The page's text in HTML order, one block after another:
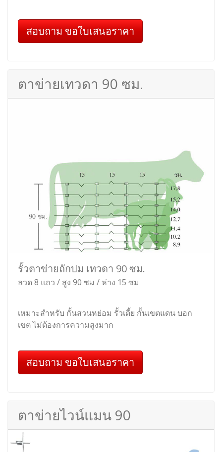
สอบถาม ขอใบเสนอราคา
ตาข่ายเทวดา 90 ซม.
รั้วตาข่ายถักปม เทวดา 90 ซม.
ลวด 8 แถว / สูง 90 ซม / ห่าง 15 ซม
เหมาะสำหรับ กั้นสวนหย่อม รั้วเตี้ย กั้นเขตแดน บอก
เขต ไม่ต้องการความสูงมาก
สอบถาม ขอใบเสนอราคา
ตาข่ายไวน์แมน 90